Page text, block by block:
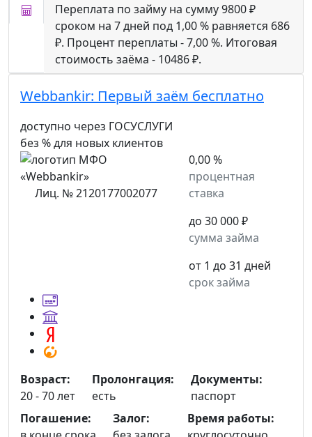
Переплата по займу на сумму 9800 ₽
сроком на 7 дней под 1,00 % равняется 686
₽. Процент переплаты - 7,00 %. Итоговая
стоимость заёма - 10486 ₽.
Webbankir: Первый заём бесплатно
доступно через ГОСУСЛУГИ
без % для новых клиентов
Лиц. № 2120177002077
0,00 %
процентная
ставка
до 30 000 ₽
сумма займа
от 1 до 31 дней
срок займа
Возраст:
20 - 70 лет
Пролонгация:
есть
Документы:
паспорт
Погашение:
Залог:
Время работы: